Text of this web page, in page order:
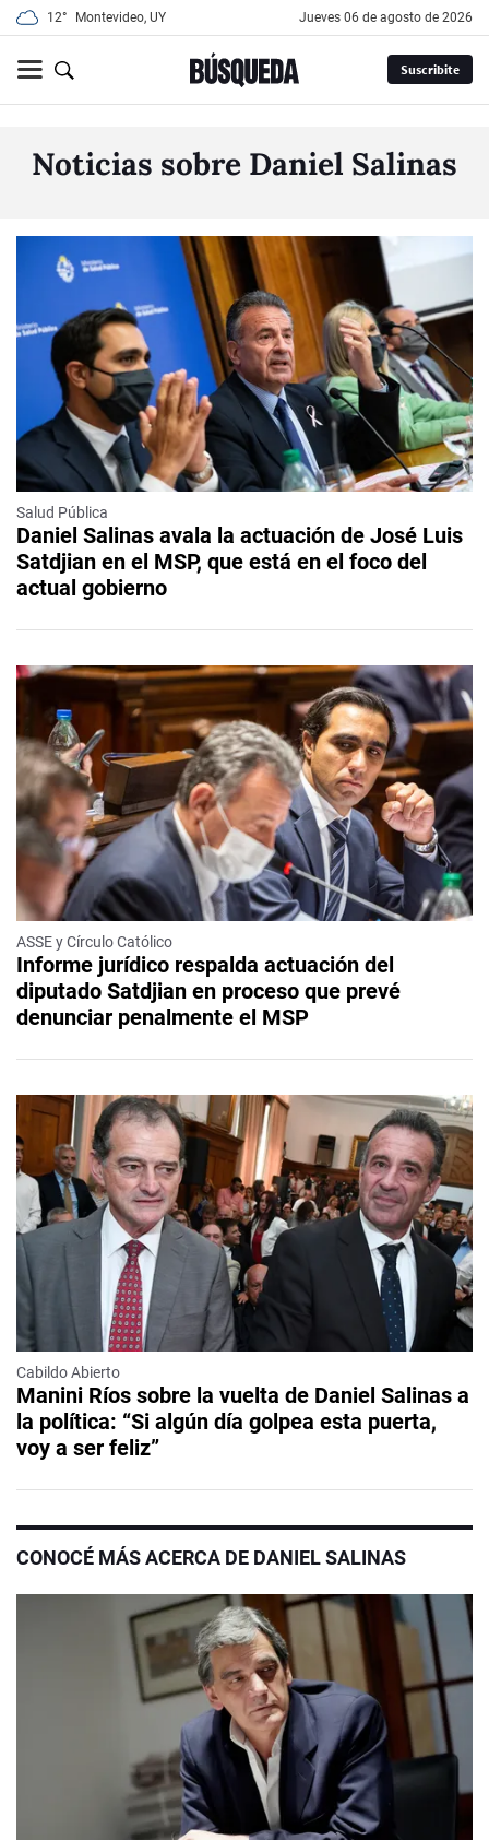
12° Montevideo, UY jueves 06 de agosto de 2026
Suscribite
Noticias sobre Daniel Salinas
Salud Pública
Daniel Salinas avala la actuación de José Luis
Satdjian en el MSP, que está en el foco del
actual gobierno
ASSE y Círculo Católico
Informe jurídico respalda actuación del
diputado Satdjian en proceso que prevé
denunciar penalmente el MSP
Cabildo Abierto
Manini Ríos sobre la vuelta de Daniel Salinas a
la política: “Si algún día golpea esta puerta,
voy a ser feliz”
CONOCÉ MÁS ACERCA DE DANIEL SALINAS